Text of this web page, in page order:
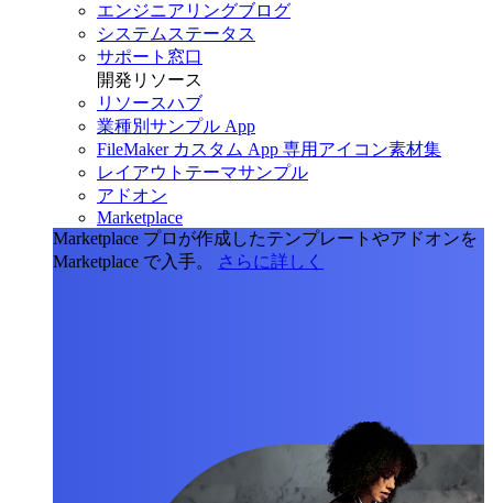
エンジニアリングブログ
システムステータス
サポート窓口
開発リソース
リソースハブ
業種別サンプル App
FileMaker カスタム App 専用アイコン素材集
レイアウトテーマサンプル
アドオン
Marketplace
Marketplace プロが作成したテンプレートやアドオンを
Marketplace で入手。
さらに詳しく